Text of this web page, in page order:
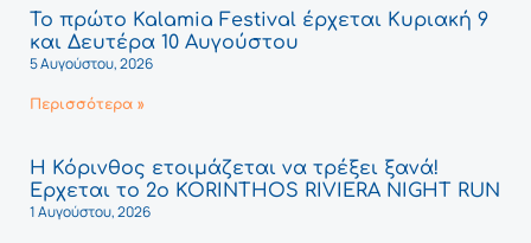
Το πρώτο Kalamia Festival έρχεται Κυριακή 9
και Δευτέρα 10 Αυγούστου
5 Αυγούστου, 2026
Περισσότερα »
Η Κόρινθος ετοιμάζεται να τρέξει ξανά!
Έρχεται το 2ο KORINTHOS RIVIERA NIGHT RUN
1 Αυγούστου, 2026